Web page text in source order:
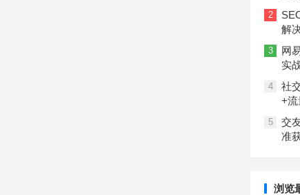
2
解
3
网
实
4
社
+流
5
交
准
浏览